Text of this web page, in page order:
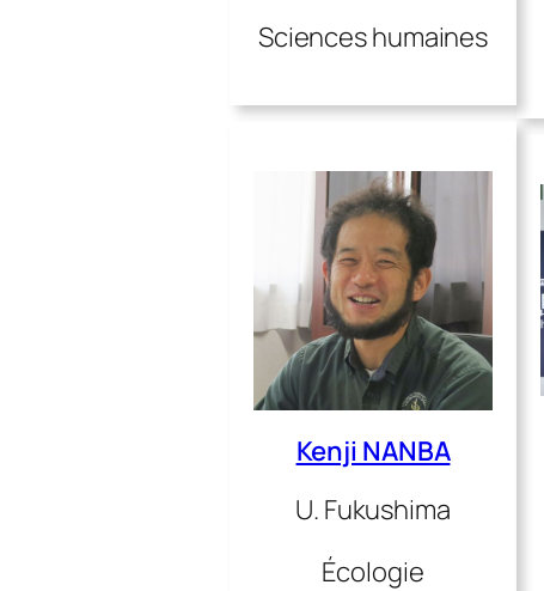
Sciences humaines
Kenji NANBA
U. Fukushima
Écologie